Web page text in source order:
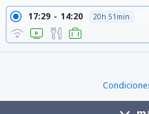
17:29 14:20 20h 51min